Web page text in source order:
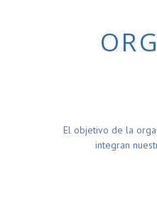
El objetivo de la
integran